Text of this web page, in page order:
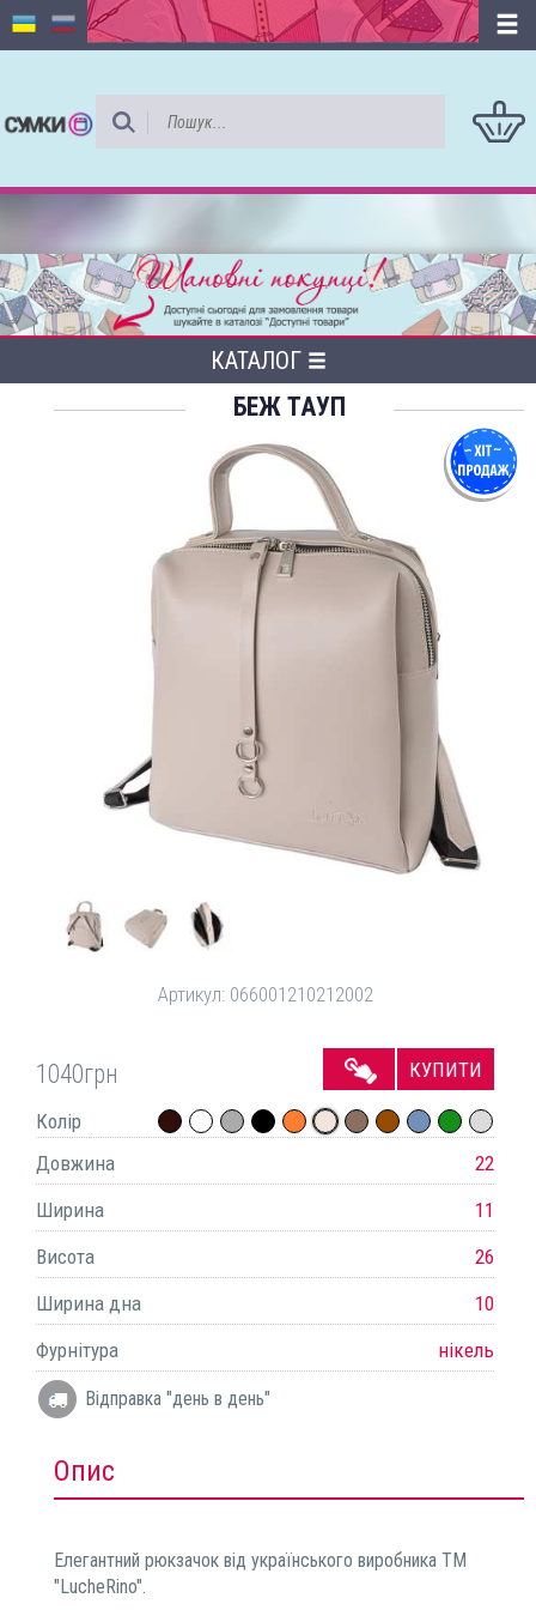
КАТАЛОГ
БЕЖ ТАУП
Артикул: 066001210212002
1040грн КУПИТИ
Колір
Довжина
22
Ширина
11
Висота
26
Ширина дна
10
Фурнітура
нікель
Відправка "день в день"
Опис
Елегантний рюкзачок від українського виробника ТМ
"LucheRino".